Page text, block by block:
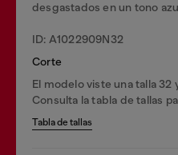
desgastados en un tono
ID: A1022909N32
Corte
El modelo viste una talla 32
Consulta la tabla de tallas
Tabla de tallas